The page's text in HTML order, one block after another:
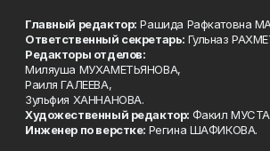
Главный редактор: Рашида Рафкатовна
Ответственный секретарь: Гульназ
Редакторы отделов:
Миляуша МУХАМЕТЬЯНОВА,
Раиля ГАЛЕЕВА,
Зульфия ХАННАНОВА.
Художественный редактор: Факил
Инженер по верстке: Регина ШАФИКОВА.